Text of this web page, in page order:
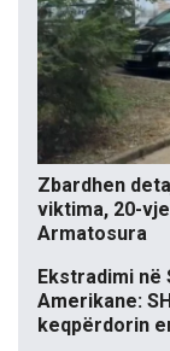
Zbardhen
viktima, 20-
Armatosura
Ekstradimi në
Amerikane:
keqpërdorin